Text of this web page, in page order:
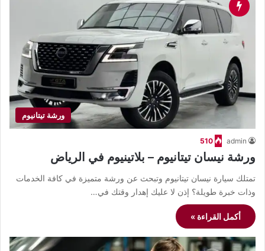
ورشة تيتانيوم
admin
510
ورشة نيسان تيتانيوم – بلاتينيوم في الرياض
تمتلك سيارة نيسان تيتانيوم وتبحث عن ورشة متميزة في كافة الخدمات
وذات خبرة طويلة؟ إذن لا عليك إهدار وقتك في…
أكمل القراءة »